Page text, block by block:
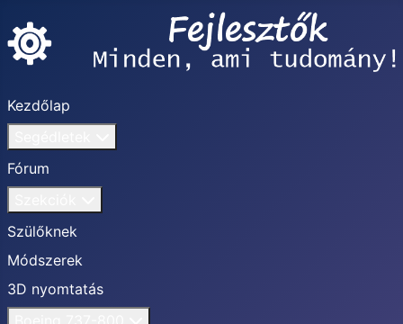
Kezdőlap
Fórum
Szülőknek
Módszerek
3D nyomtatás